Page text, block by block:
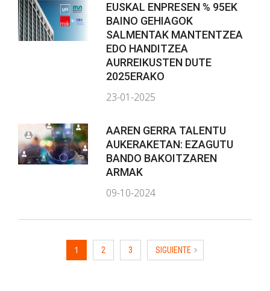
EUSKAL ENPRESEN % 95EK
BAINO GEHIAGOK
SALMENTAK MANTENTZEA
EDO HANDITZEA
AURREIKUSTEN DUTE
2025ERAKO
23-01-2025
AAREN GERRA TALENTU
AUKERAKETAN: EZAGUTU
BANDO BAKOITZAREN
ARMAK
09-10-2024
1 2 3 SIGUIENTE